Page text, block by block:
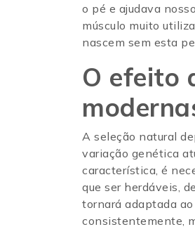
o pé e ajudava
músculo muito
nascem sem esta
O efeito
A seleção natural
variação genética
característica, é
que ser herdáveis,
tornará adaptada
consistentemente,